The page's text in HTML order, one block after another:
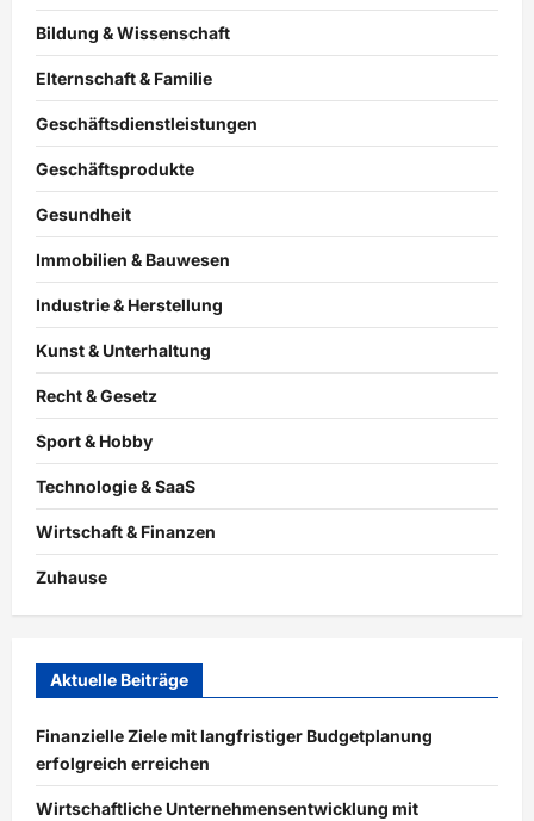
Bildung & Wissenschaft
Elternschaft & Familie
Geschäftsdienstleistungen
Geschäftsprodukte
Gesundheit
Immobilien & Bauwesen
Industrie & Herstellung
Kunst & Unterhaltung
Recht & Gesetz
Sport & Hobby
Technologie & SaaS
Wirtschaft & Finanzen
Zuhause
Aktuelle Beiträge
Finanzielle Ziele mit langfristiger Budgetplanung
erfolgreich erreichen
Wirtschaftliche Unternehmensentwicklung mit